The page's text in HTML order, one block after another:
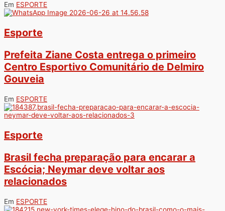
Em ESPORTE
Esporte
Prefeita Ziane Costa entrega o primeiro
Centro Esportivo Comunitário de Delmiro
Gouveia
Em ESPORTE
Esporte
Brasil fecha preparação para encarar a
Escócia; Neymar deve voltar aos
relacionados
Em ESPORTE